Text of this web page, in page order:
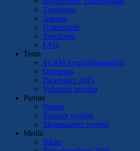
Tourismus
Anreise
Unterkünfte
Zuschauer
FAQ
Team
TEAM Seenlandmarathon
Orgateam
Pacemaker 2025
Volunteer werden
Partner
Partner
Sponsor werden
Messepartner werden
Media
Bilder